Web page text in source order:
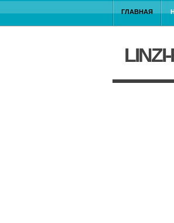
ГЛАВНАЯ